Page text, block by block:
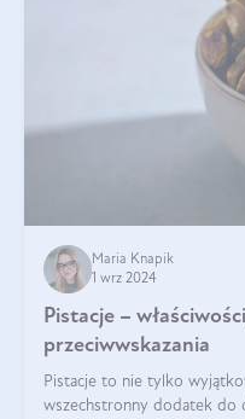
Maria Knapik
1 wrz 2024
Pistacje –
przeciwwskazania
Pistacje to nie tylko
wszechstronny dodatek do